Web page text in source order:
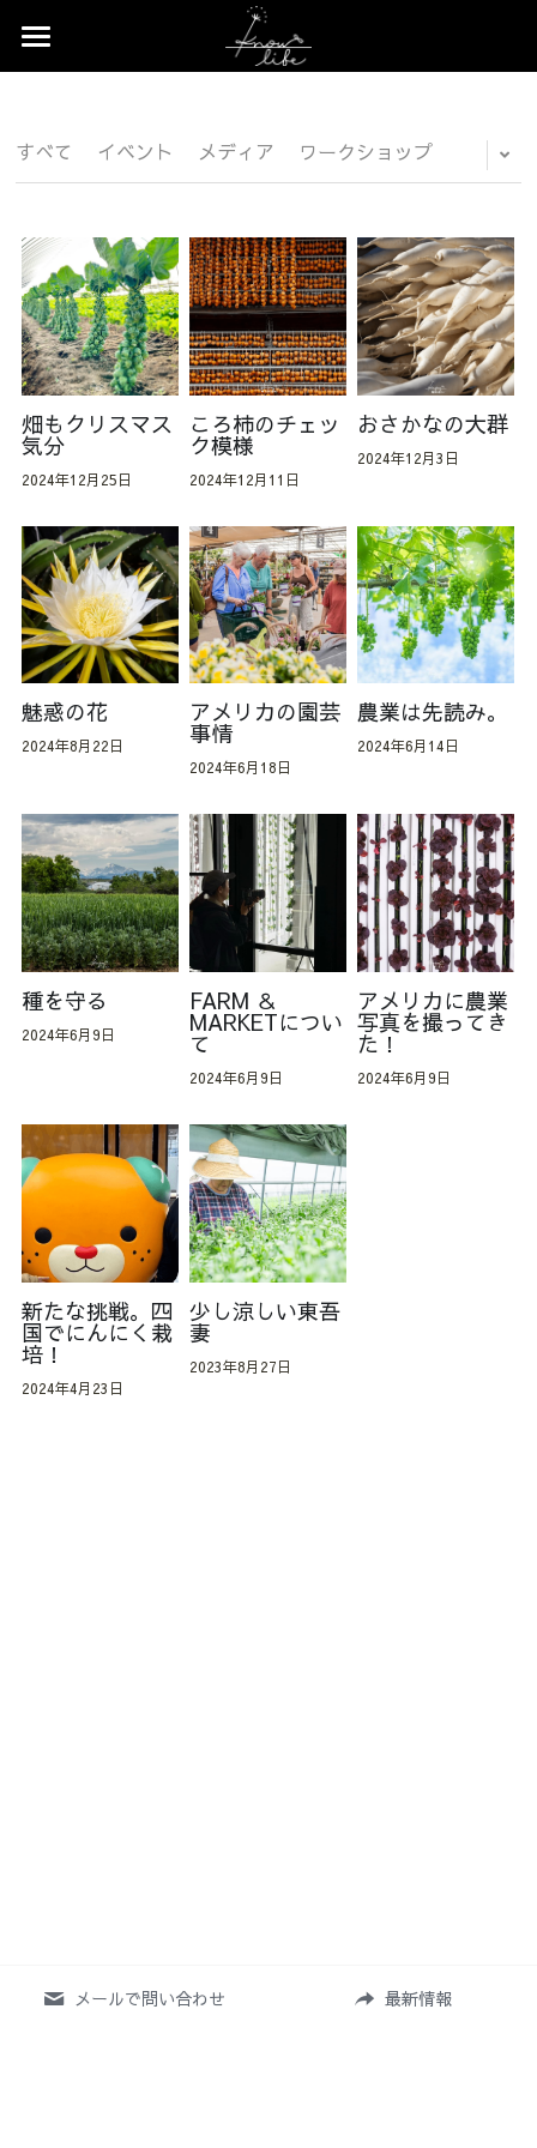
Home
Works
Event
Contact
Shop
すべて イベント メディア ワークショップ
畑もクリスマス
気分
2024年12月25日
ころ柿のチェッ
ク模様
2024年12月11日
おさかなの大群
2024年12月3日
魅惑の花
2024年8月22日
アメリカの園芸
事情
2024年6月18日
農業は先読み。
2024年6月14日
種を守る
2024年6月9日
FARM ＆
MARKETについ
て
2024年6月9日
アメリカに農業
写真を撮ってき
た！
2024年6月9日
新たな挑戦。四
国でにんにく栽
培！
2024年4月23日
少し涼しい東吾
妻
2023年8月27日
ストアカテゴリー
ブログカテゴリー
メールで問い合わせ 最新情報